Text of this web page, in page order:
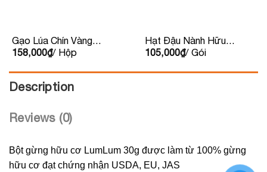
Gạo Lúa Chín Vàng
Hoa Nắng 2kg
158,000₫/ Hộp
Hạt Đậu Nành Hữu
Cơ Sottolestelle
105,000₫/ Gói
Description
Reviews (0)
Bột gừng hữu cơ LumLum 30g được làm từ 100% gừng
hữu cơ đạt chứng nhận USDA, EU, JAS